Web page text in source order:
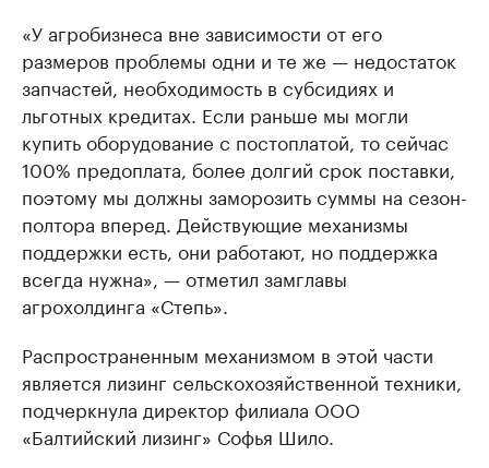
«У агробизнеса вне зависимости от его
размеров проблемы одни и те же — недостаток
запчастей, необходимость в субсидиях и
льготных кредитах. Если раньше мы могли
купить оборудование с постоплатой, то сейчас
100% предоплата, более долгий срок поставки,
поэтому мы должны заморозить суммы на сезон-
полтора вперед. Действующие механизмы
поддержки есть, они работают, но поддержка
всегда нужна», — отметил замглавы
агрохолдинга «Степь».
Распространенным механизмом в этой части
является лизинг сельскохозяйственной техники,
подчеркнула директор филиала ООО
«Балтийский лизинг» Софья Шило.